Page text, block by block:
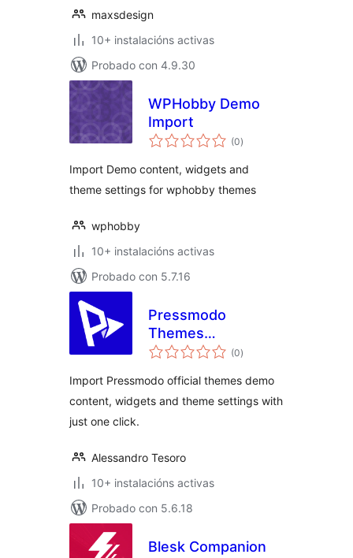
maxsdesign
10+ instalacións activas
Probado con 4.9.30
WPHobby Demo
Import
(0valoracións
totais
)
Import Demo content, widgets and
theme settings for wphobby themes
wphobby
10+ instalacións activas
Probado con 5.7.16
Pressmodo
Themes
Onboarding (0valoracións
totais
)
Import Pressmodo official themes demo
content, widgets and theme settings with
just one click.
Alessandro Tesoro
10+ instalacións activas
Probado con 5.6.18
Blesk Companion